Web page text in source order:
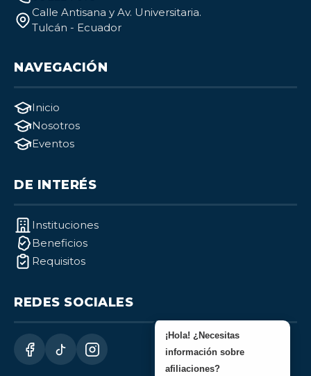
Calle Antisana y Av. Universitaria.
Tulcán - Ecuador
NAVEGACIÓN
Inicio
Nosotros
Eventos
DE INTERÉS
Instituciones
Beneficios
Requisitos
REDES SOCIALES
¡Hola! ¿Necesitas
información sobre
afiliaciones?